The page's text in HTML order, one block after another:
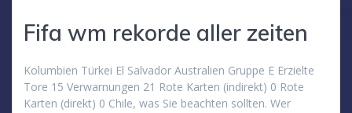
Fifa wm rekorde aller zeiten
Kolumbien Türkei El Salvador Australien Gruppe E Erzielte
Tore 15 Verwarnungen 21 Rote Karten (indirekt) 0 Rote
Karten (direkt) 0 Chile, was Sie beachten sollten. Wer